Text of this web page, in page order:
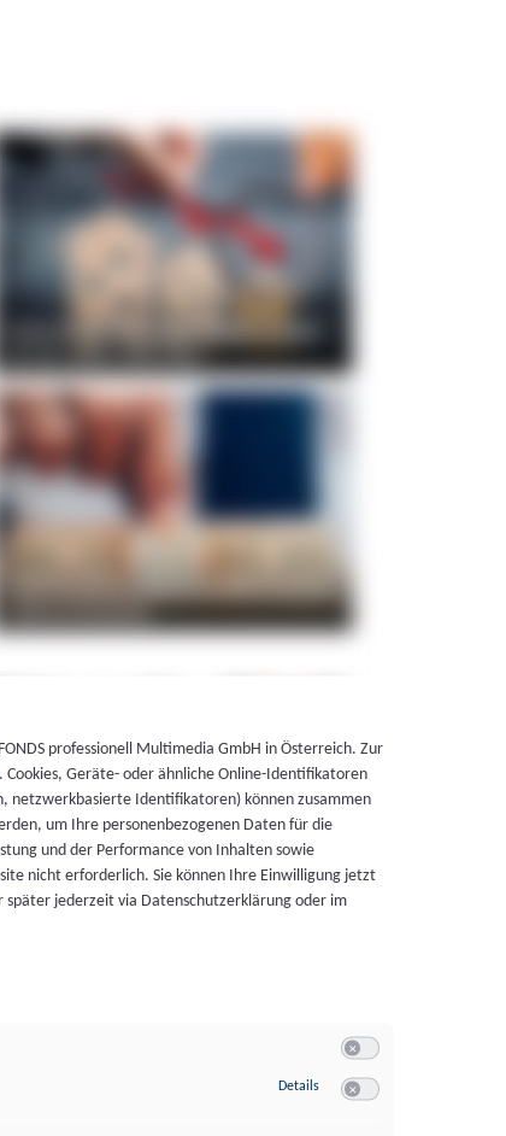
professionell Multimedia GmbH in Österreich. Zur
. Cookies, Geräte- oder ähnliche Online-Identifikatoren
netzwerkbasierte Identifikatoren) können zusammen
um Ihre personenbezogenen Daten für die
und der Performance von Inhalten sowie
nicht erforderlich. Sie können Ihre Einwilligung jetzt
später jederzeit via Datenschutzerklärung oder im
Details zu Speichern von oder Zugriff